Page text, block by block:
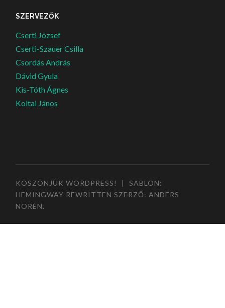
SZERVEZŐK
Cserti József
Cserti-Szauer Csilla
Csordás András
Dávid Gyula
Kis-Tóth Ágnes
Koltai János
KÖSZÖNJÜK WORDPRESS! |
SABLON:
HEMINGWAY REWRITTEN SZERZŐ:ANDERS
NORÉN.